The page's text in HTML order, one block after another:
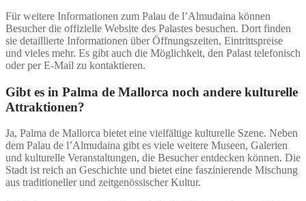
Für weitere Informationen zum Palau de l’Almudaina können
Besucher die offizielle Website des Palastes besuchen. Dort finden
sie detaillierte Informationen über Öffnungszeiten, Eintrittspreise
und vieles mehr. Es gibt auch die Möglichkeit, den Palast telefonisch
oder per E-Mail zu kontaktieren.
Gibt es in Palma de Mallorca noch andere kulturelle
Attraktionen?
Ja, Palma de Mallorca bietet eine vielfältige kulturelle Szene. Neben
dem Palau de l’Almudaina gibt es viele weitere Museen, Galerien
und kulturelle Veranstaltungen, die Besucher entdecken können. Die
Stadt ist reich an Geschichte und bietet eine faszinierende Mischung
aus traditioneller und zeitgenössischer Kultur.